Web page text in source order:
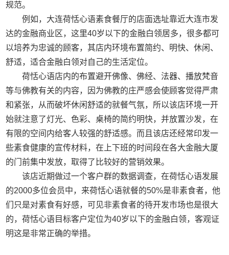
规范。
例如，大连荷恬心语素食餐厅的店面选址靠近大连市发
达的金融商业区，这里40岁以下的金融白领居多，很多都可
以培养为忠诚的顾客，其店内环境布置简约、明快、休闲、
舒适，适合金融白领对自己的生活定位。
荷恬心语店内的布置避开佛像、佛经、法器、播放梵音
等与佛教有关的内容，因为佛教的庄严感会使顾客觉得严肃
和紧张，从而破坏休闲舒适的就餐气氛，所以该店环境一开
始就注意了灯光、色彩、桌椅的简约明快，并放置沙发，在
有限的空间内给客人较强的舒适感。而且该店还经常印发一
些素食健康的宣传材料，在上下班的时间段在各大金融大厦
的门前集中发放，取得了比较好的营销效果。
该店近期做过一个客户群的数据调查，在荷恬心语发展
的2000多位会员中，来荷恬心语就餐的50%是非素食者，他
们只是对素食有好感，可见非素食者的待开发市场也是很大
的，荷恬心语目标客户定位为40岁以下的金融白领，客观证
明这是非常正确的举措。